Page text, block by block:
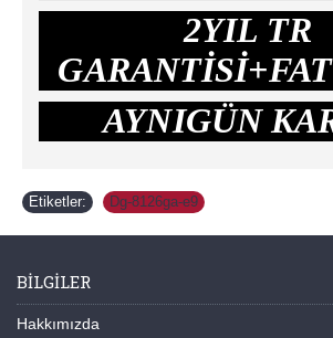
2YIL TR
AYNIGÜN
Etiketler: Dg-8126ga-e9
BILGILER
Hakkımızda